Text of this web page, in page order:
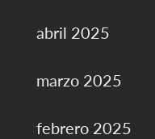
abril 2025
marzo 2025
febrero 2025